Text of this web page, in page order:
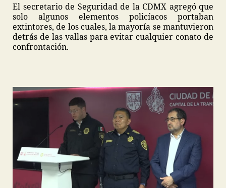
El secretario de Seguridad de la CDMX agregó que
solo algunos elementos policíacos portaban
extintores, de los cuales, la mayoría se mantuvieron
detrás de las vallas para evitar cualquier conato de
confrontación.